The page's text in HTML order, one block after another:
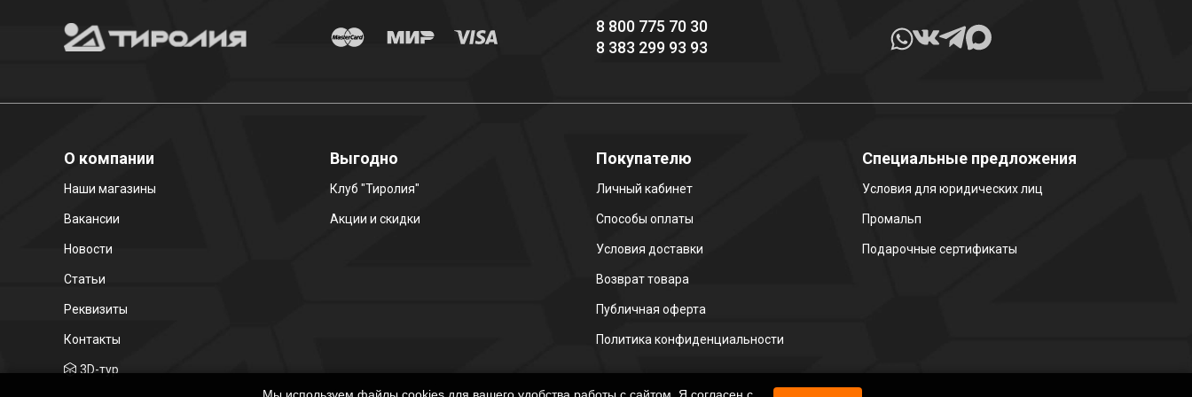
8 800 775 70 30
8 383 299 93 93
О компании
Наши магазины
Вакансии
Новости
Статьи
Реквизиты
Контакты
3D-тур
Выгодно
Клуб "Тиролия"
Акции и скидки
Покупателю
Личный кабинет
Способы оплаты
Условия доставки
Возврат товара
Публичная оферта
Политика конфиденциальности
Специальные предложения
Условия для юридических лиц
Промальп
Подарочные сертификаты